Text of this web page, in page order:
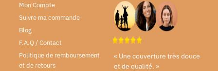
Mon Compte
Suivre ma commande
Blog
F.A.Q / Contact
Politique de remboursement
et de retours
« Une couverture très douce
et de qualité. »